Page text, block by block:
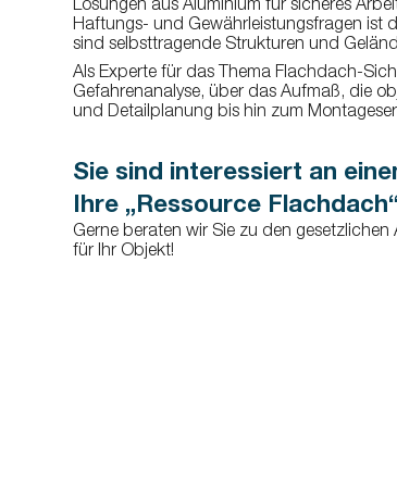
Lösungen aus Aluminium für sicheres
Haftungs- und Gewährleistungsfragen ist
sind selbsttragende Strukturen und
Als Experte für das Thema Flachdach-
Gefahrenanalyse, über das Aufmaß, die
und Detailplanung bis hin zum
Sie sind interessiert an
Ihre „Ressource
Gerne beraten wir Sie zu den
für Ihr Objekt!